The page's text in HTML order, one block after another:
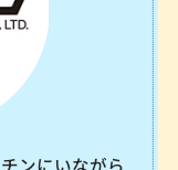
ンにいながら